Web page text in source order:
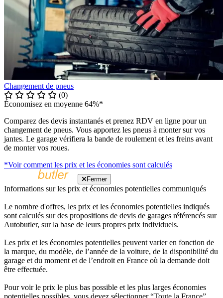
Changement de pneus
(0)
Économisez en moyenne 64%*
Comparez des devis instantanés et prenez RDV en ligne pour un
changement de pneus. Vous apportez les pneus à monter sur vos
jantes. Le garage vérifiera la bande de roulement et les freins avant
de monter vos roues.
*Voir comment les prix et les économies sont calculés
Fermer
Informations sur les prix et économies potentielles communiqués
Le nombre d'offres, les prix et les économies potentielles indiqués
sont calculés sur des propositions de devis de garages référencés sur
Autobutler, sur la base de leurs propres prix individuels.
Les prix et les économies potentielles peuvent varier en fonction de
la marque, du modèle, de l’année de la voiture, de la disponibilité du
garage et du moment et de l’endroit en France où la demande doit
être effectuée.
Pour voir le prix le plus bas possible et les plus larges économies
potentielles possibles, vous devez sélectionner “Toute la France”